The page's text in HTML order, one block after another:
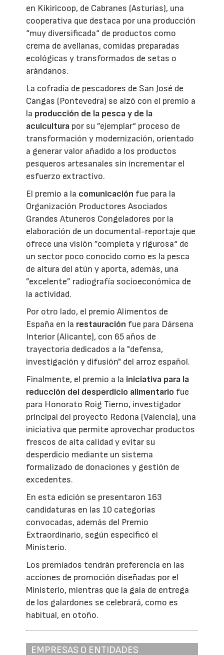
en Kikiricoop, de Cabranes (Asturias), una
cooperativa que destaca por una producción
“muy diversificada“ de productos como
crema de avellanas, comidas preparadas
ecológicas y transformados de setas o
arándanos.
La cofradía de pescadores de San José de
Cangas (Pontevedra) se alzó con el premio a
la producción de la pesca y de la
acuicultura por su ”ejemplar“ proceso de
transformación y modernización, orientado
a generar valor añadido a los productos
pesqueros artesanales sin incrementar el
esfuerzo extractivo.
El premio a la comunicación fue para la
Organización Productores Asociados
Grandes Atuneros Congeladores por la
elaboración de un documental-reportaje que
ofrece una visión ”completa y rigurosa“ de
un sector poco conocido como es la pesca
de altura del atún y aporta, además, una
”excelente” radiografía socioeconómica de
la actividad.
Por otro lado, el premio Alimentos de
España en la restauración fue para Dársena
Interior (Alicante), con 65 años de
trayectoria dedicados a la "defensa,
investigación y difusión" del arroz español.
Finalmente, el premio a la iniciativa para la
reducción del desperdicio alimentario fue
para Honorato Roig Tierno, investigador
principal del proyecto Redona (Valencia), una
iniciativa que permite aprovechar productos
frescos de alta calidad y evitar su
desperdicio mediante un sistema
formalizado de donaciones y gestión de
excedentes.
En esta edición se presentaron 163
candidaturas en las 10 categorías
convocadas, además del Premio
Extraordinario, según especificó el
Ministerio.
Los premiados tendrán preferencia en las
acciones de promoción diseñadas por el
Ministerio, mientras que la gala de entrega
de los galardones se celebrará, como es
habitual, en otoño.
EMPRESAS O ENTIDADES